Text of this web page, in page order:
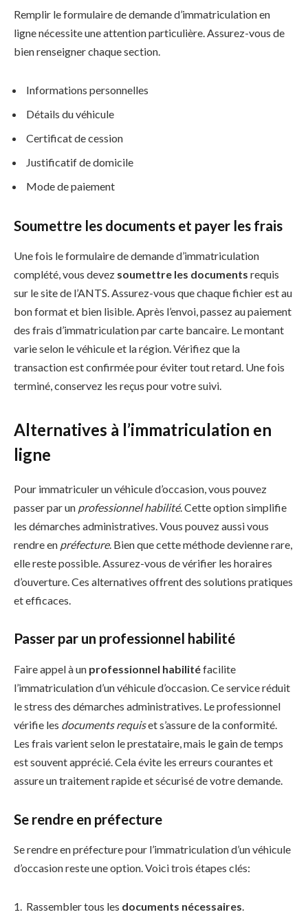
Remplir le formulaire de demande d’immatriculation en
ligne nécessite une attention particulière. Assurez-vous de
bien renseigner chaque section.
Informations personnelles
Détails du véhicule
Certificat de cession
Justificatif de domicile
Mode de paiement
Soumettre les documents et payer les frais
Une fois le formulaire de demande d’immatriculation
complété, vous devez soumettre les documents requis
sur le site de l’ANTS. Assurez-vous que chaque fichier est au
bon format et bien lisible. Après l’envoi, passez au paiement
des frais d’immatriculation par carte bancaire. Le montant
varie selon le véhicule et la région. Vérifiez que la
transaction est confirmée pour éviter tout retard. Une fois
terminé, conservez les reçus pour votre suivi.
Alternatives à l’immatriculation en
ligne
Pour immatriculer un véhicule d’occasion, vous pouvez
passer par un professionnel habilité. Cette option simplifie
les démarches administratives. Vous pouvez aussi vous
rendre en préfecture. Bien que cette méthode devienne rare,
elle reste possible. Assurez-vous de vérifier les horaires
d’ouverture. Ces alternatives offrent des solutions pratiques
et efficaces.
Passer par un professionnel habilité
Faire appel à un professionnel habilitéfacilite
l’immatriculation d’un véhicule d’occasion. Ce service réduit
le stress des démarches administratives. Le professionnel
vérifie les documents requiset s’assure de la conformité.
Les frais varient selon le prestataire, mais le gain de temps
est souvent apprécié. Cela évite les erreurs courantes et
assure un traitement rapide et sécurisé de votre demande.
Se rendre en préfecture
Se rendre en préfecture pour l’immatriculation d’un véhicule
d’occasion reste une option. Voici trois étapes clés:
Rassembler tous les documents nécessaires.